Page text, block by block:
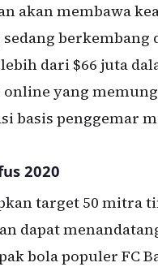
akan membawa
berkembang
dari $66 juta
online yang
basis penggemar
2020
target 50 mitra
dapat
bola populer FC